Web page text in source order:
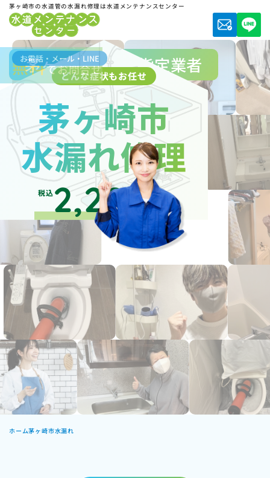
茅ヶ崎市の水道管の水漏れ修理は水道メンテナンスセンター
茅ヶ崎市水道局指定業者
どんな症状もお任せ
茅ヶ崎市
水漏れ修理
税込2,200円～
ホーム茅ヶ崎市水漏れ
お電話・メール・LINE
無料でお問合せ